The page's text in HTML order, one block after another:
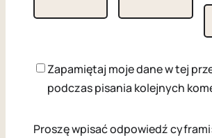
Zapamiętaj moje dane w tej
podczas pisania kolejnych
Proszę wpisać odpowiedź